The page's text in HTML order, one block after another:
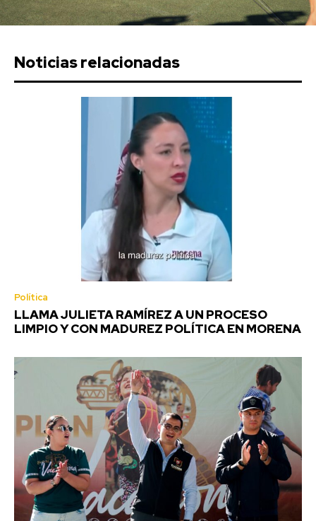
Noticias relacionadas
Política
LLAMA JULIETA RAMÍREZ A UN PROCESO
LIMPIO Y CON MADUREZ POLÍTICA EN MORENA